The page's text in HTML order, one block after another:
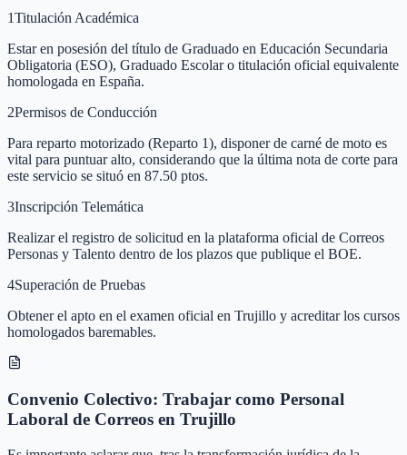
1Titulación Académica
Estar en posesión del título de Graduado en Educación Secundaria
Obligatoria (ESO), Graduado Escolar o titulación oficial equivalente
homologada en España.
2Permisos de Conducción
Para reparto motorizado (Reparto 1), disponer de carné de moto es
vital para puntuar alto, considerando que la última nota de corte para
este servicio se situó en 87.50 ptos.
3Inscripción Telemática
Realizar el registro de solicitud en la plataforma oficial de Correos
Personas y Talento dentro de los plazos que publique el BOE.
4Superación de Pruebas
Obtener el apto en el examen oficial en Trujillo y acreditar los cursos
homologados baremables.
Convenio Colectivo: Trabajar como Personal
Laboral de Correos en Trujillo